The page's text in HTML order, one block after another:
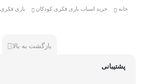
خانه خرید اسباب بازی فکری کودکان بازی فکری
بازگشت به بالا
پشتیبانی